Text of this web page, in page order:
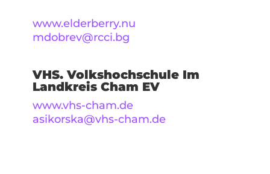
www.elderberry.nu
mdobrev@rcci.bg
VHS. Volkshochschule Im
Landkreis Cham EV
www.vhs-cham.de
asikorska@vhs-cham.de